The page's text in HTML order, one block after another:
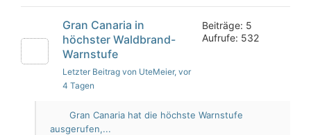
Gran Canaria in
höchster Waldbrand-
Warnstufe
Letzter Beitrag von UteMeier, vor
4 Tagen
Beiträge: 5
Aufrufe: 532
Gran Canaria hat die höchste Warnstufe
ausgerufen,...